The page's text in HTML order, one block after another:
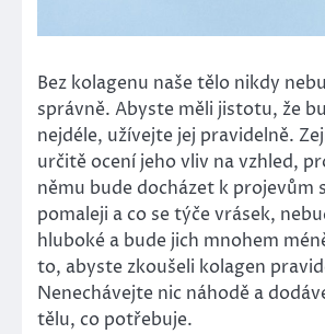
Bez kolagenu naše tělo nikdy
správně. Abyste měli jistotu, že
nejdéle, užívejte jej pravidelně.
určitě ocení jeho vliv na vzhled,
němu bude docházet k projevům
pomaleji a co se týče vrásek,
hluboké a bude jich mnohem
to, abyste zkoušeli kolagen
Nenechávejte nic náhodě a
tělu, co potřebuje.